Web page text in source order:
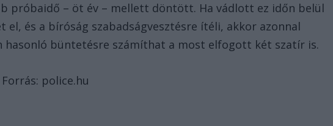
próbaidő – öt év – mellett döntött. Ha vádlott ez időn belül
el, és a bíróság szabadságvesztésre ítéli, akkor azonnal
hasonló büntetésre számíthat a most elfogott két szatír is.
police.hu